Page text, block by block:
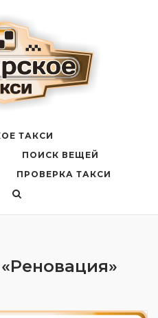
ТАКСИ
ПОИСК ВЕЩЕЙ
ПРОВЕРКА ТАКСИ